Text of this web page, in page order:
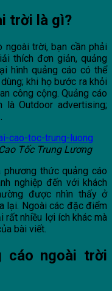
trời là gì?
ngoài trời, bạn cần phải
thích đơn giản, quảng
hình quảng cáo có thể
khi họ bước ra khỏi
công cộng. Quảng cáo
Outdoor advertising;
Tốc Trung Lương
phương thức quảng cáo
nghiệp đến với khách
được nhìn thấy ở
lại. Ngoài các đặc điểm
rất nhiều lợi ích khác mà
bài viết.
cáo ngoài trời